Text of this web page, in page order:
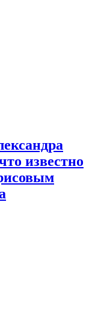
известно